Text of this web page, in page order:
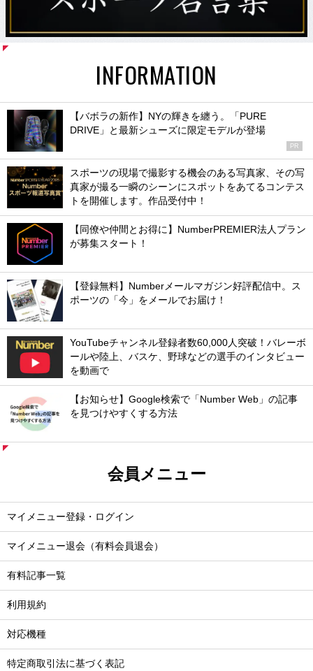
INFORMATION
【バボラの新作】NYの輝きを纏う。「PURE
DRIVE」と最新シューズに限定モデルが登場
PR
スポーツの現場で撮影する機会のある写真家、その写
真家が撮る一瞬のシーンにスポットをあてるコンテス
トを開催します。作品受付中！
【同僚や仲間とお得に】NumberPREMIER法人プラン
が募集スタート！
【登録無料】Numberメールマガジン好評配信中。ス
ポーツの「今」をメールでお届け！
YouTubeチャンネル登録者数60,000人突破！バレーボ
ールや陸上、バスケ、野球などの選手のインタビュー
を動画で
【お知らせ】Google検索で「Number Web」の記事
を見つけやすくする方法
会員メニュー
マイメニュー登録・ログイン
マイメニュー退会（有料会員退会）
有料記事一覧
利用規約
対応機種
特定商取引法に基づく表記